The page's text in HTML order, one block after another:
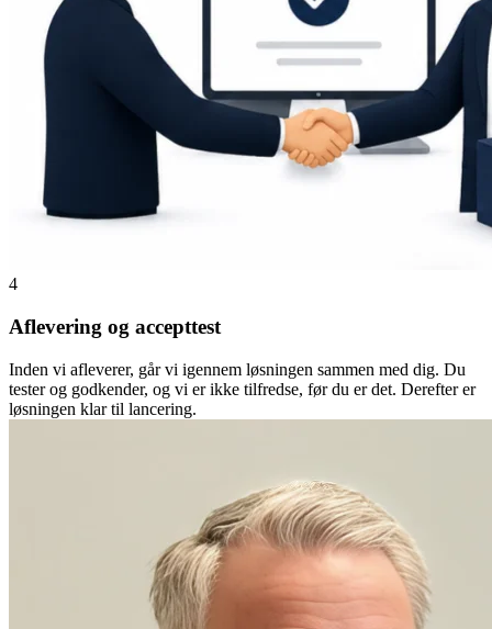
4
Aflevering og accepttest
Inden vi afleverer, går vi igennem løsningen sammen med dig. Du
tester og godkender, og vi er ikke tilfredse, før du er det. Derefter er
løsningen klar til lancering.